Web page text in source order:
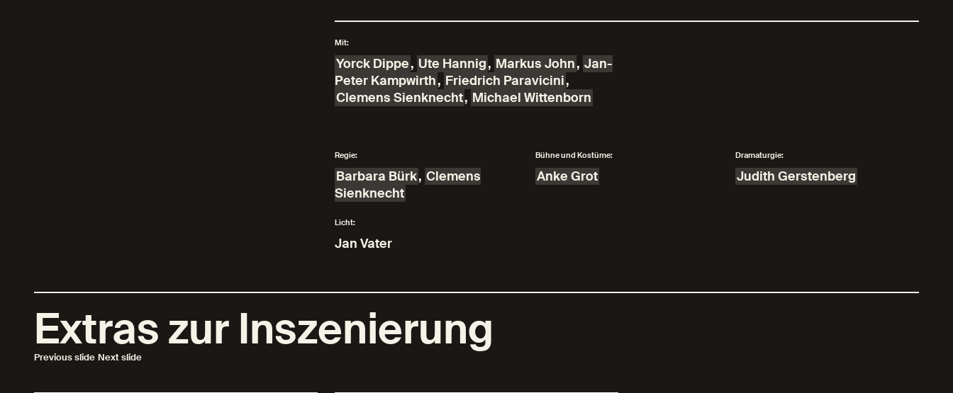
Mit:
Yorck Dippe, Ute Hannig, Markus John, Jan-
Peter Kampwirth, Friedrich Paravicini,
Clemens Sienknecht, Michael Wittenborn
Regie:
Barbara Bürk, Clemens
Sienknecht
Bühne und Kostüme:
Anke Grot
Dramaturgie:
Judith Gerstenberg
Licht:
Jan Vater
Extras zur Inszenierung
Previous slide Next slide